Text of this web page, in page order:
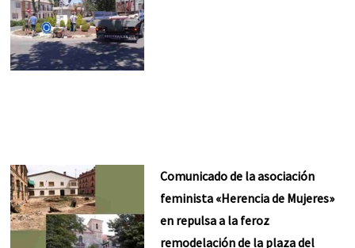
Comunicado de la asociación
feminista «Herencia de Mujeres»
en repulsa a la feroz
remodelación de la plaza del